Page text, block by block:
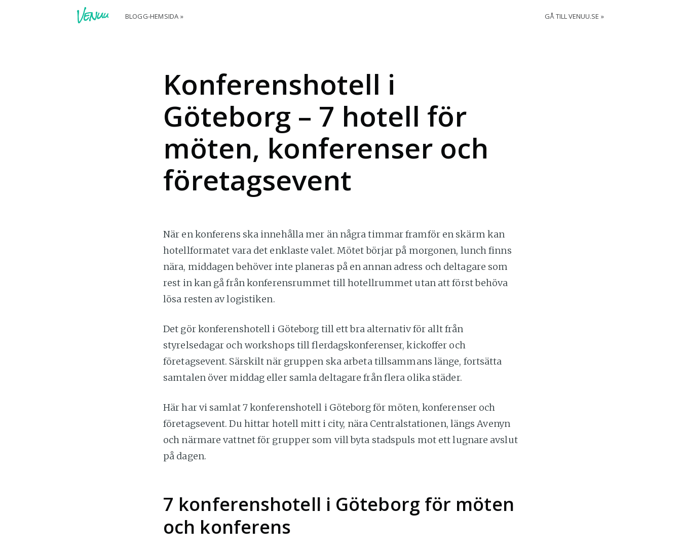
BLOGG-HEMSIDA » GÅ TILL VENUU.SE
Konferenshotell i
Göteborg – 7 hotell för
möten, konferenser och
företagsevent
När en konferens ska innehålla mer än några timmar framför en skärm kan
hotellformatet vara det enklaste valet. Mötet börjar på morgonen, lunch finns
nära, middagen behöver inte planeras på en annan adress och deltagare som
rest in kan gå från konferensrummet till hotellrummet utan att först behöva
lösa resten av logistiken.
Det gör konferenshotell i Göteborg till ett bra alternativ för allt från
styrelsedagar och workshops till flerdagskonferenser, kickoffer och
företagsevent. Särskilt när gruppen ska arbeta tillsammans länge, fortsätta
samtalen över middag eller samla deltagare från flera olika städer.
Här har vi samlat 7 konferenshotell i Göteborg för möten, konferenser och
företagsevent. Du hittar hotell mitt i city, nära Centralstationen, längs Avenyn
och närmare vattnet för grupper som vill byta stadspuls mot ett lugnare avslut
på dagen.
7 konferenshotell i Göteborg för möten
och konferens